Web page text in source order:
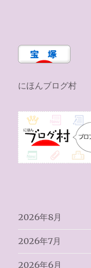
にほんブログ村
2026年8月
2026年7月
2026年6月